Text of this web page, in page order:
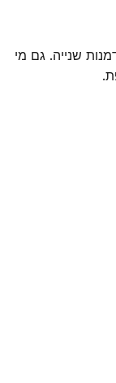
שנייה. גם מי